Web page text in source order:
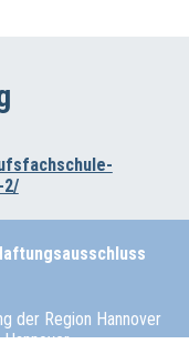
2/
der Region Hannover